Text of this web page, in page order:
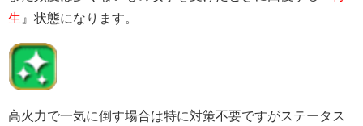
生 』状態になります。
高火力で一気に倒す場合は特に対策不要ですがステータス